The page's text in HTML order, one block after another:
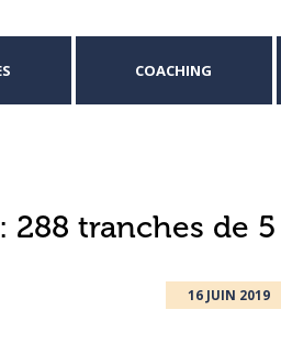
COACHING
288 tranches de
16 JUIN 2019